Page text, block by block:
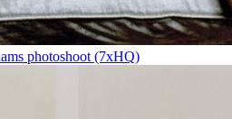
photoshoot (7xHQ)